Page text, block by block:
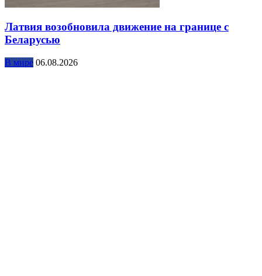
Латвия возобновила движение на границе с
Беларусью
В мире 06.08.2026